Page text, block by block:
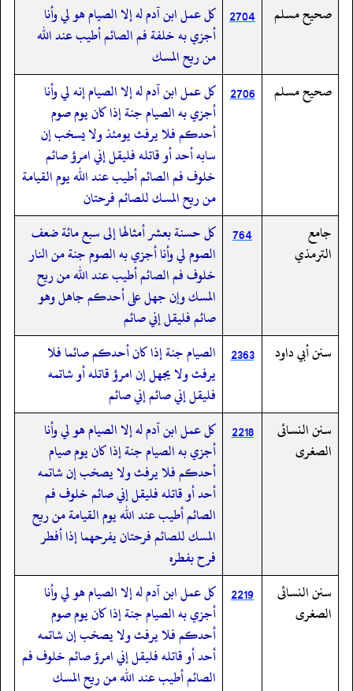
صحيح مسلم
2704 كل عمل ابن آدم له إلا الصيام هو لي وأنا
أجزي به خلفة فم الصائم أطيب عند الله
من ريح المسك
صحيح مسلم
2706 كل عمل ابن آدم له إلا الصيام إنه لي وأنا
أجزي به الصيام جنة إذا كان يوم صوم
أحدكم فلا يرفث يومئذ ولا يسخب إن
سابه أحد أو قاتله فليقل إني امرؤ صائم
خلوف فم الصائم أطيب عند الله يوم القيامة
من ريح المسك للصائم فرحتان
جامع
الترمذي
764
كل حسنة بعشر أمثالها إلى سبع مائة ضعف
الصوم لي وأنا أجزي به الصوم جنة من النار
خلوف فم الصائم أطيب عند الله من ريح
المسك وإن جهل على أحدكم جاهل وهو
صائم فليقل إني صائم
سنن أبي داود
2363
الصيام جنة إذا كان أحدكم صائما فلا
يرفث ولا يجهل إن امرؤ قاتله أو شاتمه
فليقل إني صائم إني صائم
سنن النسائى
الصغرى
2218
كل عمل ابن آدم له إلا الصيام هو لي وأنا
أجزي به الصيام جنة إذا كان يوم صيام
أحدكم فلا يرفث ولا يصخب إن شاتمه
أحد أو قاتله فليقل إني صائم خلوف فم
الصائم أطيب عند الله يوم القيامة من ريح
المسك للصائم فرحتان يفرحهما إذا أفطر
فرح بفطره
سنن النسائى
الصغرى
2219 كل عمل ابن آدم له إلا الصيام هو لي وأنا
أجزي به الصيام جنة إذا كان يوم صوم
أحدكم فلا يرفث ولا يصخب إن شاتمه
أحد أو قاتله فليقل إني امرؤ صائم خلوف فم
الصائم أطيب عند الله من ريح المسك